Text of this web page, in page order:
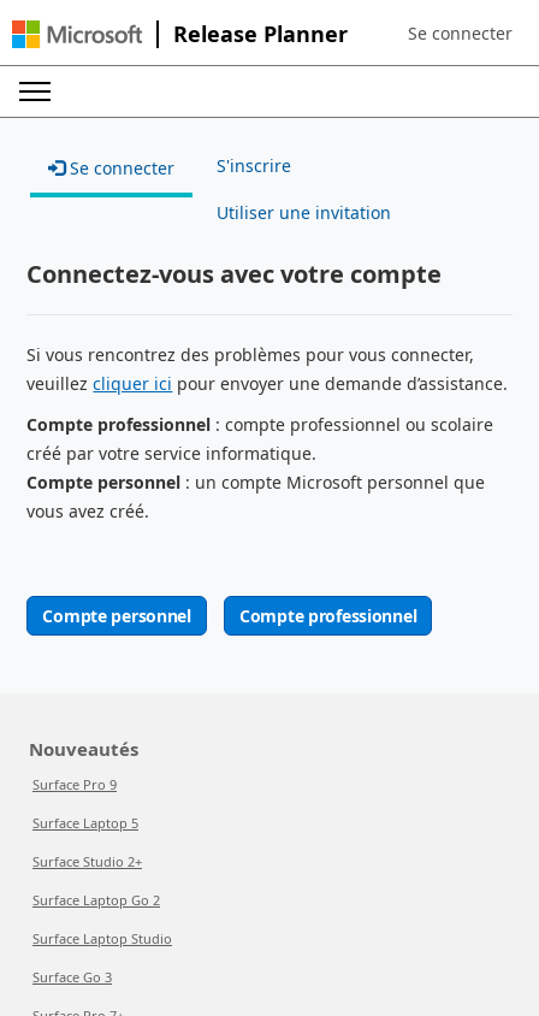
Release Planner Sign in to your
Se connecter
Se connecter S'inscrire
Utiliser une invitation
Connectez-vous avec votre compte
Si vous rencontrez des problèmes pour vous connecter,
veuillezcliquer ici pour envoyer une demande d’assistance.
Compte professionnel : compte professionnel ou scolaire
créé par votre service informatique.
Compte personnel : un compte Microsoft personnel que
vous avez créé.
Compte personnel Compte professionnel
Nouveautés
Surface Pro 9
Surface Laptop 5
Surface Studio 2+
Surface Laptop Go 2
Surface Laptop Studio
Surface Go 3